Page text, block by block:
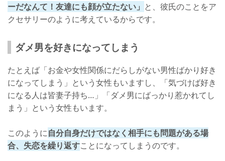
ーだなんて！友達にも顔が立たない」 と、彼氏のことをア
クセサリーのように考えているからです。
ダメ男を好きになってしまう
たとえば「お金や女性関係にだらしがない男性ばかり好き
になってしまう」という女性もいますし、「気づけば好き
になる人は皆妻子持ち…」「ダメ男にばっかり惹かれてし
まう」という女性もいます。
このように自分自身だけではなく相手にも問題がある場
合、失恋を繰り返すことになってしまうのです。